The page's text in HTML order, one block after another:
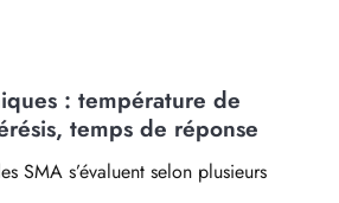
: température de
temps de réponse
SMA s’évaluent selon plusieurs